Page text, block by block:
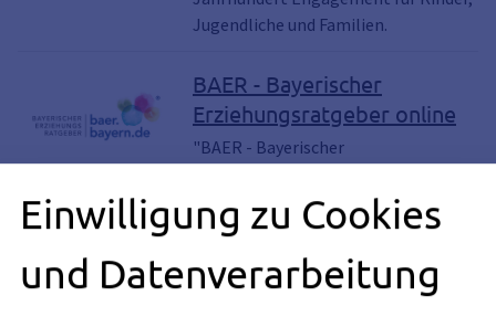
Jugendliche und Familien.
BAER - Bayerischer
Erziehungsratgeber online
"BAER - Bayerischer
Bayerischen Landesjugendamt
entwickelter Online-
Erziehungsratgeber.
Einwilligung zu Cookies
und Datenverarbeitung